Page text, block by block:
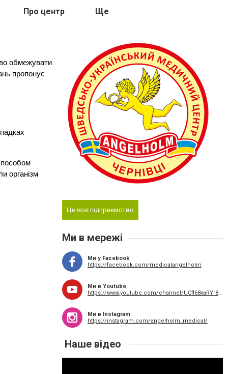
Про центр Ще
обмежувати
пропонує
організм
Це моє підприємство
Ми в мережі
Ми у Facebook
https://facebook.com/medicalangelholm
Ми в Youtube
https://www.youtube.com/channel/UCfl68xaRYr8UitQ4lUrP8HQ/videos
Ми в Instagram
https://instagram.com/angelholm_medical/
Наше відео